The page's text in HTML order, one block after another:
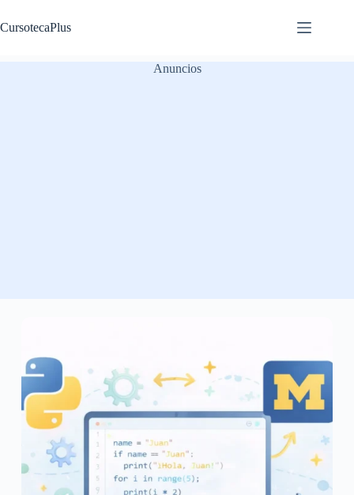
al
contenido
CursotecaPlus
Anuncios